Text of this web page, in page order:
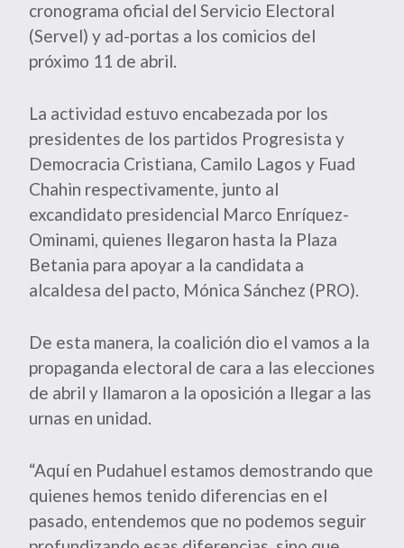
cronograma oficial del Servicio Electoral
(Servel) y ad-portas a los comicios del
próximo 11 de abril.
La actividad estuvo encabezada por los
presidentes de los partidos Progresista y
Democracia Cristiana, Camilo Lagos y Fuad
Chahin respectivamente, junto al
excandidato presidencial Marco Enríquez-
Ominami, quienes llegaron hasta la Plaza
Betania para apoyar a la candidata a
alcaldesa del pacto, Mónica Sánchez (PRO).
De esta manera, la coalición dio el vamos a la
propaganda electoral de cara a las elecciones
de abril y llamaron a la oposición a llegar a las
urnas en unidad.
“Aquí en Pudahuel estamos demostrando que
quienes hemos tenido diferencias en el
pasado, entendemos que no podemos seguir